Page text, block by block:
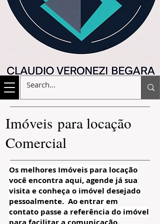
Imóveis para locação
Comercial
Os melhores Imóveis para locação
você encontra aqui, agende já sua
visita e conheça o imóvel desejado
pessoalmente. Ao entrar em
contato passe a referência do imóvel